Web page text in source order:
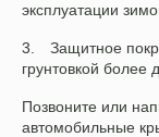
эксплуатации
Защитное
грунтовкой более
Позвоните или
автомобильные